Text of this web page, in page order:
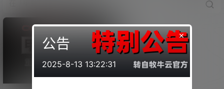
×
公告
2025-8-13 13:22:31